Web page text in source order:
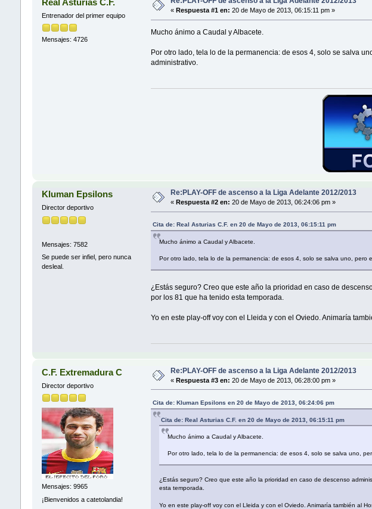
Real Asturias C.F.
Entrenador del primer equipo
Mensajes: 4726
« Respuesta #1 en: 20 de Mayo de 2013, 06:15:11 pm »
Mucho ánimo a Caudal y Albacete.
Por otro lado, tela lo de la permanencia: de esos 4, solo se salva
administrativo.
Kluman Epsilons
Director deportivo
Mensajes: 7582
Se puede ser infiel, pero nunca
desleal.
Re:PLAY-OFF de ascenso a la Liga Adelante 2012/2013
« Respuesta #2 en: 20 de Mayo de 2013, 06:24:06 pm »
Cita de: Real Asturias C.F. en 20 de Mayo de 2013, 06:15:11 pm
Mucho ánimo a Caudal y Albacete.
Por otro lado, tela lo de la permanencia: de esos 4, solo se salva uno,
¿Estás seguro? Creo que este año la prioridad en caso de
por los 81 que ha tenido esta temporada.
Yo en este play-off voy con el Lleida y con el Oviedo. Animaría
C.F. Extremadura C
Director deportivo
Mensajes: 9965
¡Bienvenidos a catetolandia!
Re:PLAY-OFF de ascenso a la Liga Adelante 2012/2013
« Respuesta #3 en: 20 de Mayo de 2013, 06:28:00 pm »
Cita de: Kluman Epsilons en 20 de Mayo de 2013, 06:24:06 pm
Cita de: Real Asturias C.F. en 20 de Mayo de 2013, 06:15:11 pm
Mucho ánimo a Caudal y Albacete.
Por otro lado, tela lo de la permanencia: de esos 4, solo se salva uno,
¿Estás seguro? Creo que este año la prioridad en caso de descenso
esta temporada.
Yo en este play-off voy con el Lleida y con el Oviedo. Animaría también al